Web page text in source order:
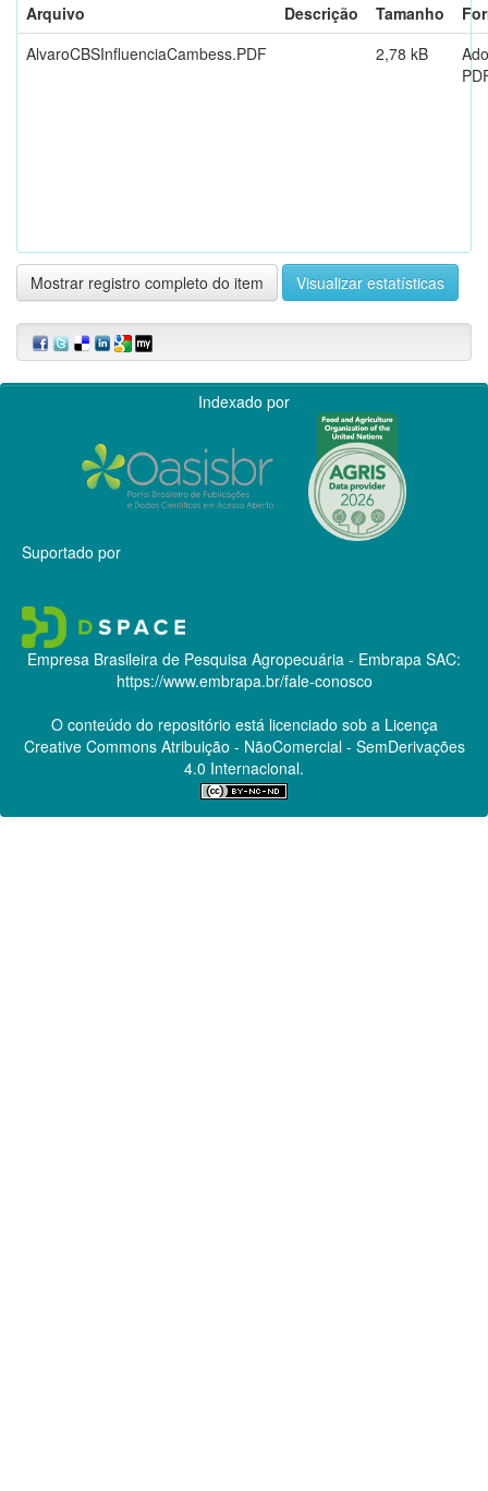
Arquivo
Descrição Tamanho
AlvaroCBSInfluenciaCambess.PDF
2,78 kB
Mostrar registro completo do item Visualizar estatísticas
Indexado por
Suportado por
Empresa Brasileira de Pesquisa Agropecuária - Embrapa SAC:
https://www.embrapa.br/fale-conosco
O conteúdo do repositório está licenciado sob a Licença
Creative CommonsAtribuição - NãoComercial - SemDerivações
4.0 Internacional.